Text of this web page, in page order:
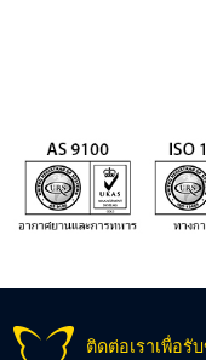
ติดต่อเราเพื่อรั